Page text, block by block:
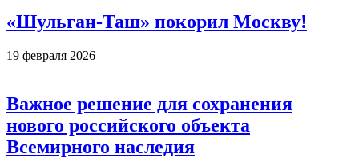
«Шульган-Таш» покорил Москву!
19 февраля 2026
Важное решение для сохранения
нового российского объекта
Всемирного наследия